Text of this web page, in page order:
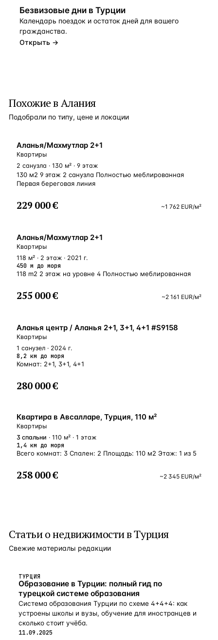
Безвизовые дни в Турции
Календарь поездок и остаток дней для вашего
гражданства.
Открыть →
Похожие в Алания
Подобрали по типу, цене и локации
ВНЖ
Аланья/Махмутлар 2+1
Квартиры
2 санузла · 130 м² · 9 этаж
130 м2 9 этаж 2 санузла Полностью меблированная
Первая береговая линия
229 000 € ~1 762 EUR/м²
У МОРЯ
Аланья/Махмутлар 2+1
Квартиры
118 м² · 2 этаж · 2021 г.
450 м до моря
118 m2 2 этаж на уровне 4 Полностью меблированная
255 000 € ~2 161 EUR/м²
ВНЖ
Аланья центр / Аланья 2+1, 3+1, 4+1 #S9158
Квартиры
1 санузел · 2024 г.
8,2 км до моря
Комнат: 2+1, 3+1, 4+1
280 000 €
БЛИЗКО К МОРЮ
Квартира в Авсалларе, Турция, 110 м²
Квартиры
3 спальни · 110 м² · 1 этаж
1,4 км до моря
Всего комнат: 3 Спален: 2 Площадь: 110 м2 Этаж: 1 из 5
258 000 € ~2 345 EUR/м²
Статьи онедвижимости в Турция
Свежие материалы редакции
ТУРЦИЯ
Образование в Турции: полный гид по
турецкой системе образования
Система образования Турции по схеме 4+4+4: как
устроены школы и вузы, обучение для иностранцев и
сколько стоит учёба.
11.09.2025